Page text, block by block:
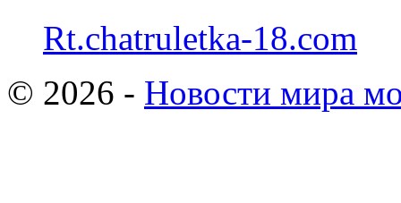
Rt.chatruletka-18.com
© 2026 - Новости мира